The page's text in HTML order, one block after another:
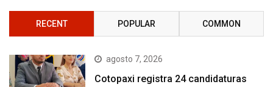
RECENT POPULAR COMMON
agosto 7, 2026
Cotopaxi registra 24 candidaturas